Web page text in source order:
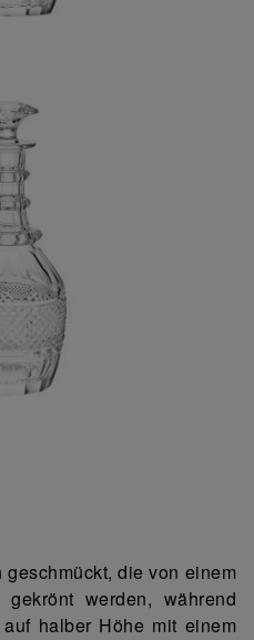
die von einem
werden, während
halber Höhe mit einem